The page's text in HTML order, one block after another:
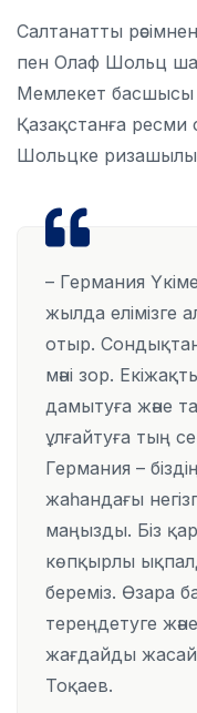
Салтанатты
пен Олаф Шольц
Мемлекет
Қазақстанға ресми
Шольцке
– Германия
жылда елімізге
отыр.
мәні зор.
дамытуға және
ұлғайтуға тың
Германия –
жаһандағы
маңызды. Біз
көпқырлы
береміз. Өзара
тереңдетуге
жағдайды
Тоқаев.